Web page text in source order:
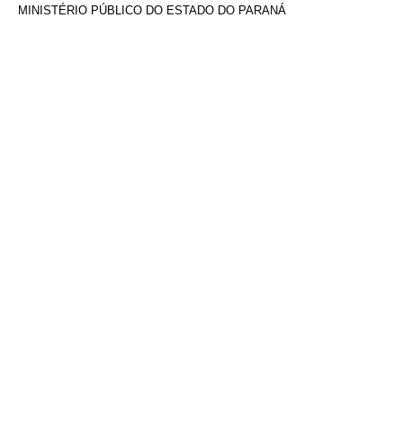
MINISTÉRIO PÚBLICO DO ESTADO DO PARANÁ